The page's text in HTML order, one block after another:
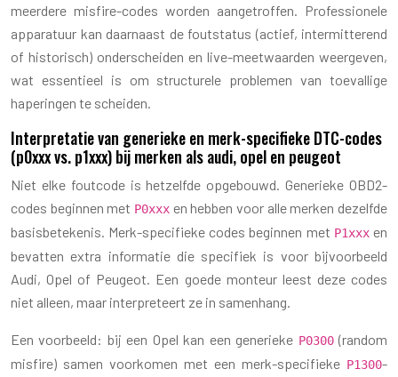
meerdere misfire-codes worden aangetroffen. Professionele
apparatuur kan daarnaast de foutstatus (actief, intermitterend
of historisch) onderscheiden en live-meetwaarden weergeven,
wat essentieel is om structurele problemen van toevallige
haperingen te scheiden.
Interpretatie van generieke en merk-specifieke DTC-codes
(p0xxx vs. p1xxx) bij merken als audi, opel en peugeot
Niet elke foutcode is hetzelfde opgebouwd. Generieke OBD2-
codes beginnen met P0xxx en hebben voor alle merken dezelfde
basisbetekenis. Merk-specifieke codes beginnen met P1xxxen
bevatten extra informatie die specifiek is voor bijvoorbeeld
Audi, Opel of Peugeot. Een goede monteur leest deze codes
niet alleen, maar interpreteert ze in samenhang.
Een voorbeeld: bij een Opel kan een generieke P0300(random
misfire) samen voorkomen met een merk-specifieke P1300-